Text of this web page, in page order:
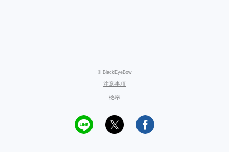
© BlackEyeBow
注意事項
檢舉